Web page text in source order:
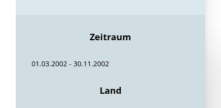
Zeitraum
01.03.2002 - 30.11.2002
Land